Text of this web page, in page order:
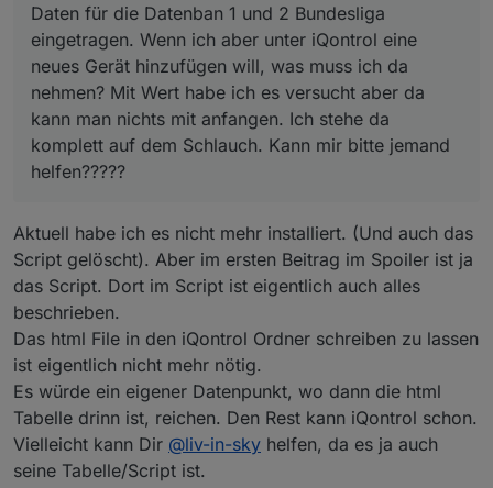
Ansicht auf dem Handy in quer passt (mit
Daten für die Datenban 1 und 2 Bundesliga
eingetragen. Wenn ich aber unter iQontrol eine
neues Gerät hinzufügen will, was muss ich da
nehmen? Mit Wert habe ich es versucht aber da
kann man nichts mit anfangen. Ich stehe da
komplett auf dem Schlauch. Kann mir bitte jemand
helfen?????
Aktuell habe ich es nicht mehr installiert. (Und auch das
Script gelöscht). Aber im ersten Beitrag im Spoiler ist ja
das Script. Dort im Script ist eigentlich auch alles
beschrieben.
Das html File in den iQontrol Ordner schreiben zu lassen
ist eigentlich nicht mehr nötig.
Es würde ein eigener Datenpunkt, wo dann die html
Tabelle drinn ist, reichen. Den Rest kann iQontrol schon.
Vielleicht kann Dir @liv-in-sky helfen, da es ja auch
seine Tabelle/Script ist.